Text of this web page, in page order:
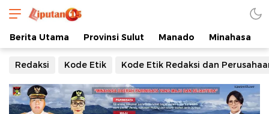
Berita Utama Provinsi Sulut Manado Minahasa
Redaksi Kode Etik Kode Etik Redaksi dan